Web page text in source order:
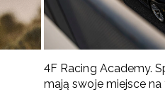
4F Racing Academy.
mają swoje miejsce